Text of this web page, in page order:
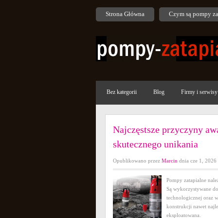
Strona Główna Czym są pompy
Bez kategorii Blog Firmy i
Najczęstsze przyczyny
skutecznego unikania
Opublikowano przez Marcin dnia cze 1, 2026
Pompy zatapialne
Są wykorzystywane
technologicznej oraz
konstrukcji nawet
eksploatowana.